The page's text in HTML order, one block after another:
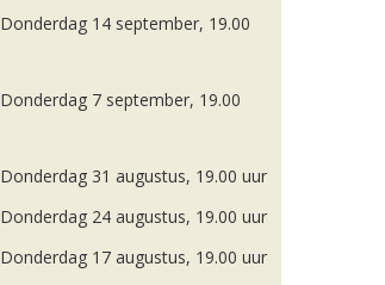
Donderdag 14 september, 19.00
Donderdag 7 september, 19.00
Donderdag 31 augustus, 19.00 uur
Donderdag 24 augustus, 19.00 uur
Donderdag 17 augustus, 19.00 uur